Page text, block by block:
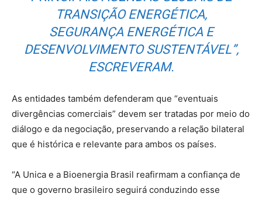
TRANSIÇÃO ENERGÉTICA,
SEGURANÇA ENERGÉTICA E
DESENVOLVIMENTO SUSTENTÁVEL”,
ESCREVERAM.
As entidades também defenderam que “eventuais
divergências comerciais” devem ser tratadas por meio do
diálogo e da negociação, preservando a relação bilateral
que é histórica e relevante para ambos os países.
“A Unica e a Bioenergia Brasil reafirmam a confiança de
que o governo brasileiro seguirá conduzindo esse